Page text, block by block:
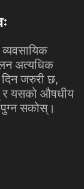
व्यवसायिक
अत्यधिक
दिनजरुरीछ,
रयसकोऔषधीय
पुग्नसकोस्।